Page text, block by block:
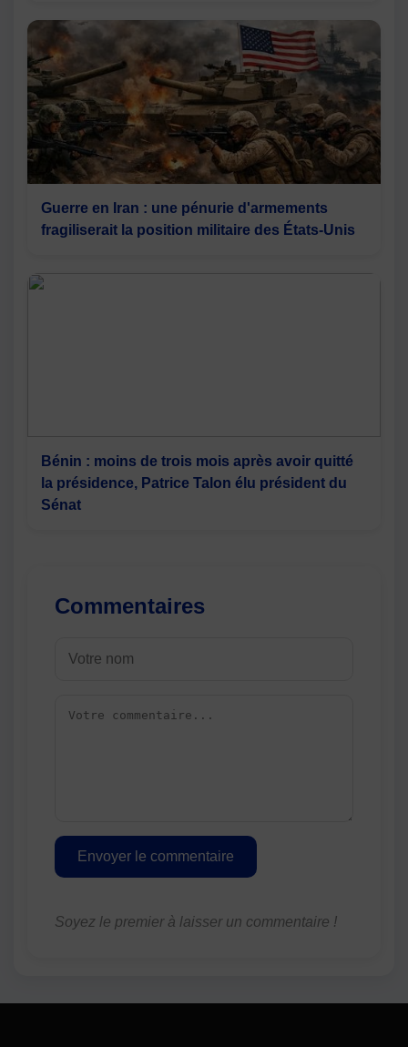
Guerre en Iran : une pénurie d'armements
fragiliserait la position militaire des États-Unis
Bénin : moins de trois mois après avoir quitté
la présidence, Patrice Talon élu président du
Sénat
Commentaires
Envoyer le commentaire
Soyez le premier à laisser un commentaire !